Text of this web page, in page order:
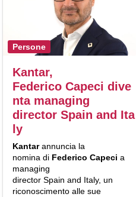
Persone
Kantar,
Federico Capeci dive
nta managing
director Spain and Ita
ly
Kantarannuncia la
nomina di Federico Capeci a
managing
director Spain and Italy, un
riconoscimento alle sue